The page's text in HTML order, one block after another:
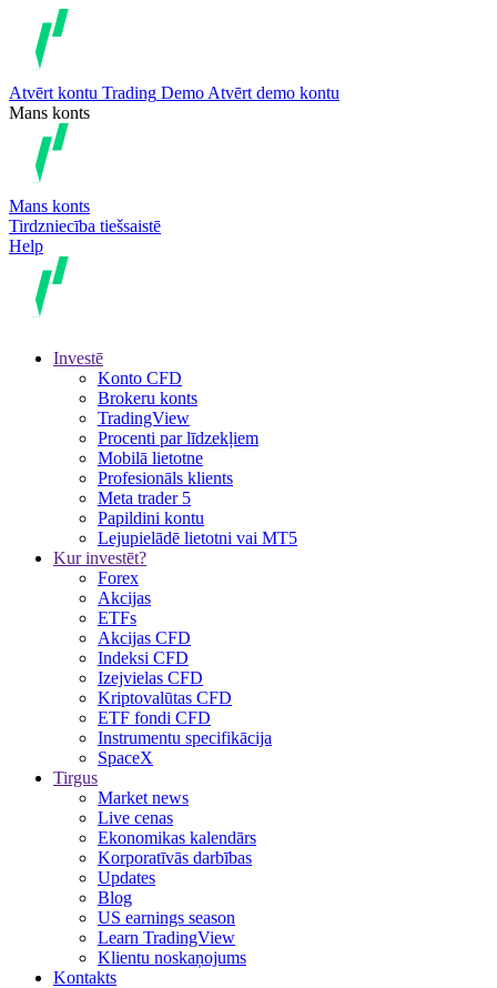
Atvērt kontu Trading Demo Atvērt demo kontu
Mans konts
Mans konts
Tirdzniecība tiešsaistē
Help
Investē
Konto CFD
Brokeru konts
TradingView
Procenti par līdzekļiem
Mobilā lietotne
Profesionāls klients
Meta trader 5
Papildini kontu
Lejupielādē lietotni vai MT5
Kur investēt?
Forex
Akcijas
ETFs
Akcijas CFD
Indeksi CFD
Izejvielas CFD
Kriptovalūtas CFD
ETF fondi CFD
Instrumentu specifikācija
SpaceX
Tirgus
Market news
Live cenas
Ekonomikas kalendārs
Korporatīvās darbības
Updates
Blog
US earnings season
Learn TradingView
Klientu noskaņojums
Kontakts